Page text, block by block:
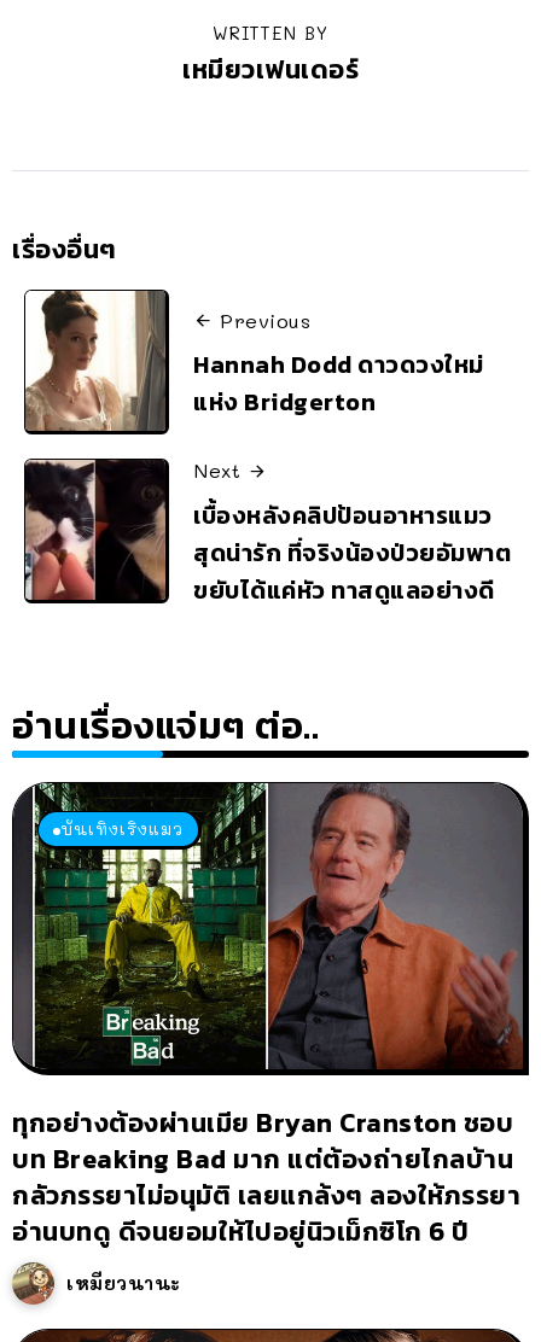
WRITTEN BY
เหมียวเฟนเดอร์
เรื่องอื่นๆ
Previous
Hannah Dodd ดาวดวงใหม่
แห่ง Bridgerton
Next
เบื้องหลังคลิปป้อนอาหารแมว
สุดน่ารัก ที่จริงน้องป่วยอัมพาต
ขยับได้แค่หัว ทาสดูแลอย่างดี
อ่านเรื่องแจ่มๆ ต่อ..
บันเทิงเริงแมว
ทุกอย่างต้องผ่านเมีย Bryan Cranston ชอบ
บท Breaking Bad มาก แต่ต้องถ่ายไกลบ้าน
กลัวภรรยาไม่อนุมัติ เลยแกล้งๆ ลองให้ภรรยา
อ่านบทดู ดีจนยอมให้ไปอยู่นิวเม็กซิโก 6 ปี
เหมียวนานะ